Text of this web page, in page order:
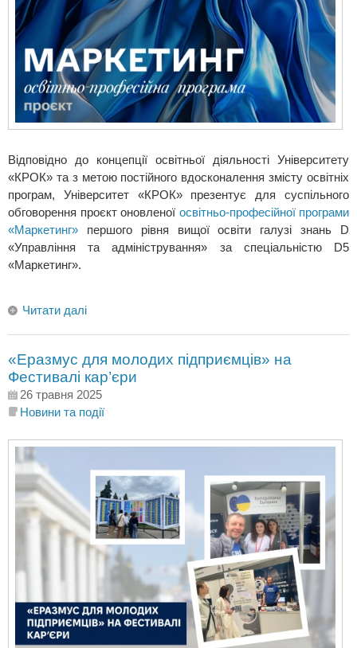
Відповідно до концепції освітньої діяльності Університету
«КРОК» та з метою постійного вдосконалення змісту освітніх
програм, Університет «КРОК» презентує для суспільного
обговорення проєкт оновленої освітньо-професійної програми
«Маркетинг» першого рівня вищої освіти галузі знань D
«Управління та адміністрування» за спеціальністю D5
«Маркетинг».
Читати далі
«Еразмус для молодих підприємців» на
Фестивалі кар’єри
26 травня 2025
Новини та події